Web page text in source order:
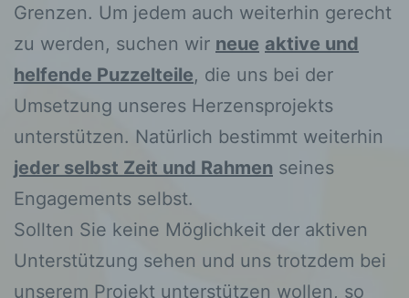
Grenzen. Um jedem auch weiterhin gerecht
zu werden, suchen wir neue aktive und
helfende Puzzelteile, die uns bei der
Umsetzung unseres Herzensprojekts
unterstützen. Natürlich bestimmt weiterhin
jeder selbst Zeit und Rahmen seines
Engagements selbst.
Sollten Sie keine Möglichkeit der aktiven
Unterstützung sehen und uns trotzdem bei
unserem Projekt unterstützen wollen, so